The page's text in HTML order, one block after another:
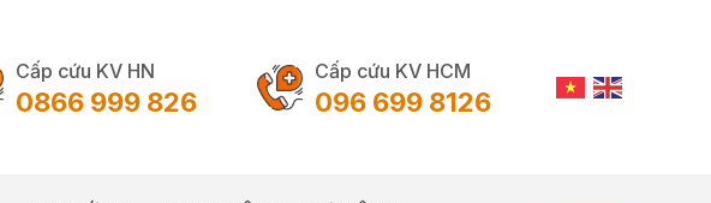
Cấp cứu KV HN
0866 999 826
Cấp cứu KV HCM
096 699 8126